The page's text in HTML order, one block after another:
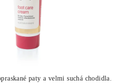
paty a velmi suchá chodidla.